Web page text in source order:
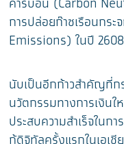
คาร์บอน (Carbon
การปล่อยก๊าซเรือนกร
Emissions) ในปี
นับเป็นอีกก้าวสำคัญที่ก
นวัตกรรมทางการเงิน
ประสบความสำเร็จในก